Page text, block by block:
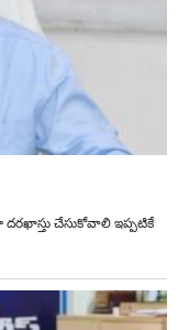
చేసుకోవాలి ఇప్పటికే